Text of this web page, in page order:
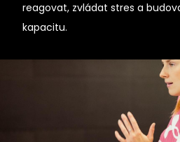
reagovat, zvládat stres a
kapacitu.